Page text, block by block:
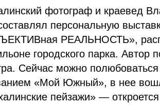
фотограф и краевед
персональную
РЕАЛЬНОСТЬ»,
городского парка. Автор
Сейчас можно
«Мой Южный», в нее
пейзажи» —